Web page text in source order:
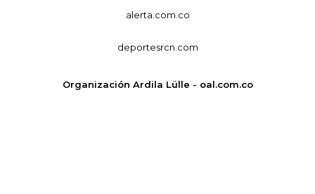
alerta.com.co
deportesrcn.com
Organización Ardila Lülle - oal.com.co